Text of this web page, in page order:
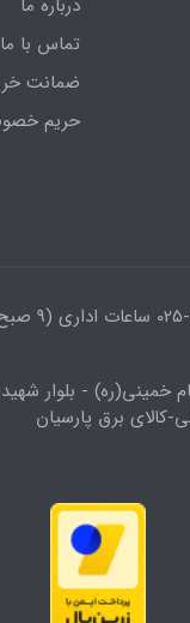
درباره ما
تماس با ما
ضمانت
حریم
الی 14)
خمینی(ره) - بلوار
کالای برق پارسیان